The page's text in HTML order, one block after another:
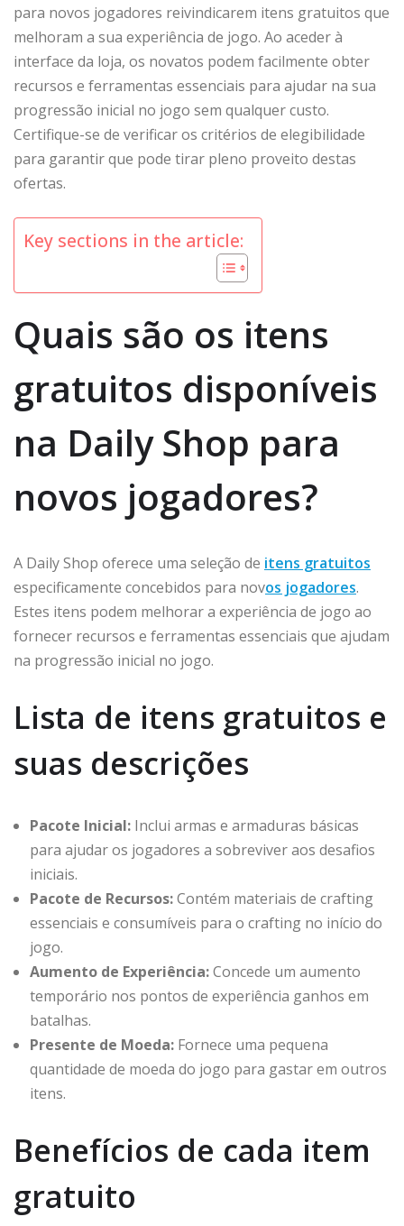
para novos jogadores reivindicarem itens gratuitos que
melhoram a sua experiência de jogo. Ao aceder à
interface da loja, os novatos podem facilmente obter
recursos e ferramentas essenciais para ajudar na sua
progressão inicial no jogo sem qualquer custo.
Certifique-se de verificar os critérios de elegibilidade
para garantir que pode tirar pleno proveito destas
ofertas.
Key sections in the article:
Quais são os itens
gratuitos disponíveis
na Daily Shop para
novos jogadores?
A Daily Shop oferece uma seleção de itens gratuitos
especificamente concebidos para novos jogadores.
Estes itens podem melhorar a experiência de jogo ao
fornecer recursos e ferramentas essenciais que ajudam
na progressão inicial no jogo.
Lista de itens gratuitos e
suas descrições
Pacote Inicial: Inclui armas e armaduras básicas
para ajudar os jogadores a sobreviver aos desafios
iniciais.
Pacote de Recursos:Contém materiais de crafting
essenciais e consumíveis para o crafting no início do
jogo.
Aumento de Experiência:Concede um aumento
temporário nos pontos de experiência ganhos em
batalhas.
Presente de Moeda: Fornece uma pequena
quantidade de moeda do jogo para gastar em outros
itens.
Benefícios de cada item
gratuito